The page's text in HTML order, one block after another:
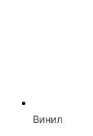
Винил